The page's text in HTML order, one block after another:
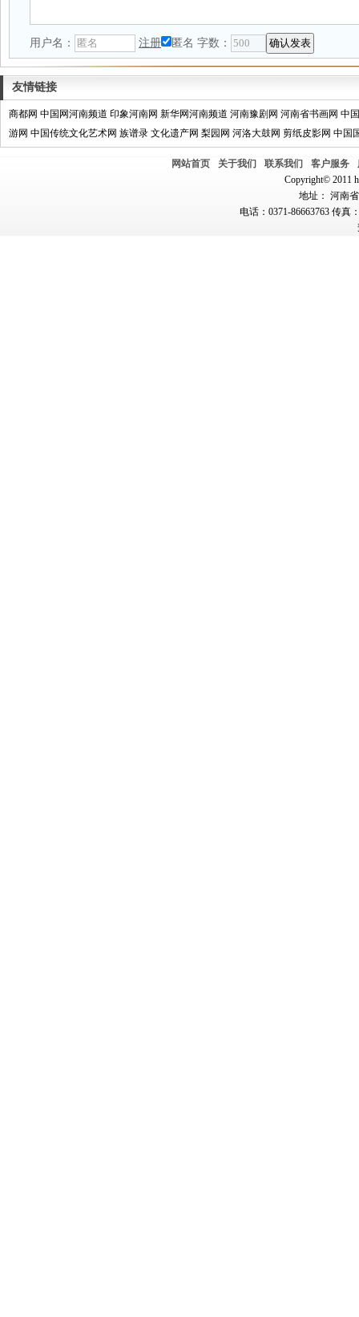
用户名： 注册 匿名 字数：
友情链接
商都网 中国网河南频道 印象河南网 新华网河南频道 河南豫剧网 河南省书画网 中
游网 中国传统文化艺术网 族谱录 文化遗产网 梨园网 河洛大鼓网 剪纸皮影网 中国
网站首页 关于我们 联系我们 客户服务
Copyright© 2011
地址： 河南
电话：0371-86663763 传真